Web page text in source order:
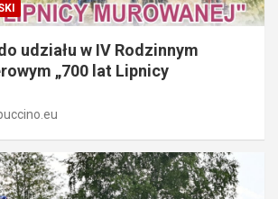
udziału w IV Rodzinnym
„700 lat Lipnicy